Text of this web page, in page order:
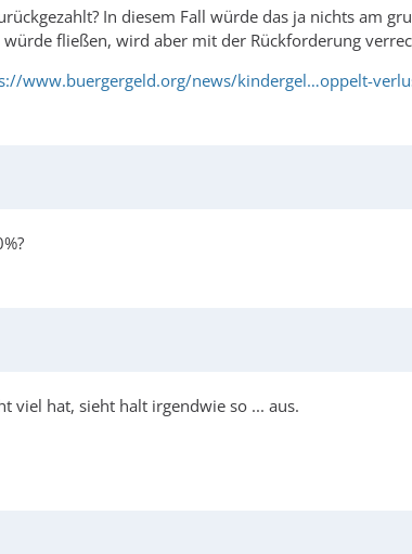
In diesem Fall würde das ja nichts am
fließen, wird aber mit der Rückforderung
www.buergergeld.org/news/kindergel…oppelt-
viel hat, sieht halt irgendwie so ... aus.